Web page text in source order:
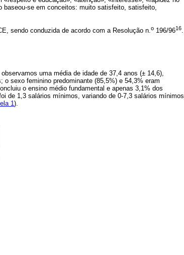
baseou-se em conceitos: muito satisfeito, satisfeito,
sendo conduzida de acordo com a Resolução n.o 196/9616.
uma média de idade de 37,4 anos (± 14,6),
o sexo feminino predominante (85,5%) e 54,3% eram
o ensino médio fundamental e apenas 3,1% dos
de 1,3 salários mínimos, variando de 0-7,3 salários mínimos.
1 ).